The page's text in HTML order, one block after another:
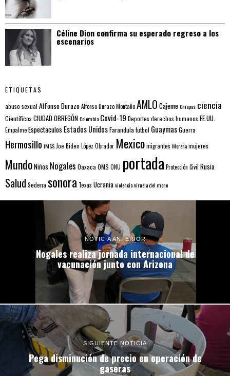
Céline Dion confirma su esperado regreso a los
escenarios
ETIQUETAS
abuso sexual Alfonso DurazoAlfonso Durazo MontañoAMLO CajemeChiapas ciencia
Científicos CIUDAD OBREGÓNColombia Covid-19 Deportes derechos humanos EE.UU.
EmpalmeEspectaculos Estados UnidosFarandula futbol GuaymasGuerra
Hermosillo IMSS Joe Biden López Obrador Mexicomigrantes Morenamujeres
MundoNiños Nogales Oaxaca OMS ONU portada Protección Civil Rusia
Salud Sedena sonora Texas Ucraniaviolenciaviruela del mono
NOTICIA ANTERIOR
Nogales realiza jornada internacional de
vacunación junto con Arizona
SIGUIENTE NOTICIA
Pega disminución de precio en operación de
gaseras